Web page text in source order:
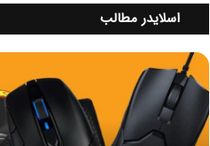
اسلایدر مطالب
ت
ا
و
ت